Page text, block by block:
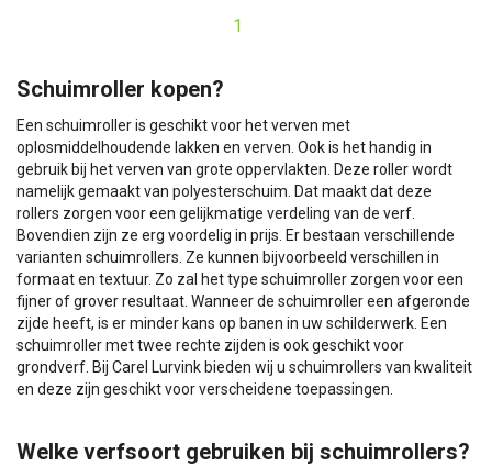
1
Schuimroller kopen?
Een schuimroller is geschikt voor het verven met
oplosmiddelhoudende lakken en verven. Ook is het handig in
gebruik bij het verven van grote oppervlakten. Deze roller wordt
namelijk gemaakt van polyesterschuim. Dat maakt dat deze
rollers zorgen voor een gelijkmatige verdeling van de verf.
Bovendien zijn ze erg voordelig in prijs. Er bestaan verschillende
varianten schuimrollers. Ze kunnen bijvoorbeeld verschillen in
formaat en textuur. Zo zal het type schuimroller zorgen voor een
fijner of grover resultaat. Wanneer de schuimroller een afgeronde
zijde heeft, is er minder kans op banen in uw schilderwerk. Een
schuimroller met twee rechte zijden is ook geschikt voor
grondverf. Bij Carel Lurvink bieden wij u schuimrollers van kwaliteit
en deze zijn geschikt voor verscheidene toepassingen.
Welke verfsoort gebruiken bij schuimrollers?